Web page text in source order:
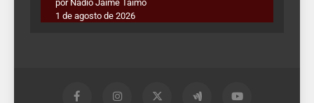
por Nádio Jaime Taimo
1 de agosto de 2026